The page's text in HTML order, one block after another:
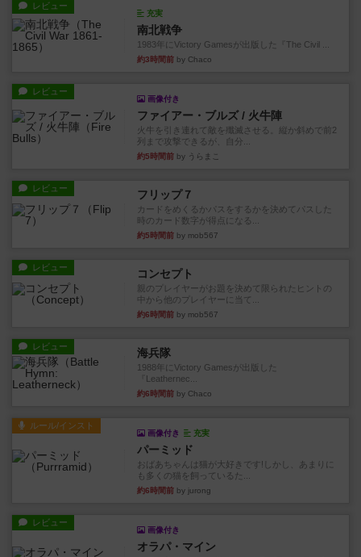
レビュー
充実
南北戦争
1983年にVictory Gamesが出版した『The Civil ...
約3時間前 by Chaco
レビュー
画像付き
ファイアー・ブルズ / 火牛陣
火牛を引き連れて敵を殲滅させる。縦か斜めで前2
列まで攻撃できるが、自分...
約5時間前 by うらまこ
レビュー フリップ７
カードをめくるかパスをするかを決めてパスした
時のカード数字が得点になる...
約5時間前 by mob567
レビュー コンセプト
親のプレイヤーがお題を決めて限られたヒントの
中から他のプレイヤーに当て...
約6時間前 by mob567
レビュー 海兵隊
1988年にVictory Gamesが出版した
『Leathernec...
約6時間前 by Chaco
ルール/インスト
画像付き 充実
パーミッド
おばあちゃんは猫が大好きです!しかし、あまりに
も多くの猫を飼っているた...
約6時間前 by jurong
レビュー
画像付き
オラパ・マイン